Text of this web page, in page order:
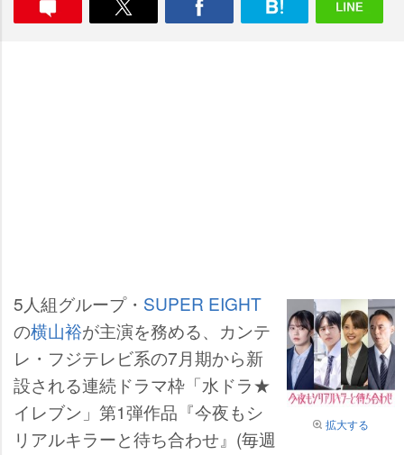
拡大する
5人組グループ・ SUPER EIGHT
の横山裕が主演を務める、カンテ
レ・フジテレビ系の7月期から新
設される連続ドラマ枠「水ドラ★
イレブン」第1弾作品『今夜もシ
リアルキラーと待ち合わせ』(毎週